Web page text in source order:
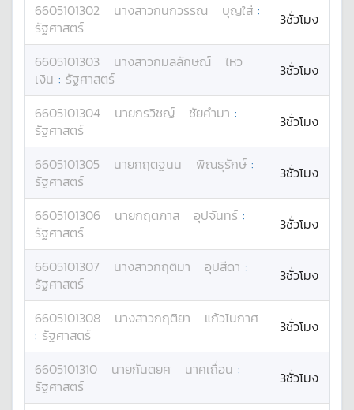
6605101302 นางสาวกนกวรรณ บุญใส่ :
รัฐศาสตร์
3ชั่วโมง
6605101303 นางสาวกมลลักษณ์
ไหว
เงิน : รัฐศาสตร์ 3ชั่วโมง
6605101304 นายกรวิชญ์ ชัยคำมา :
รัฐศาสตร์
3ชั่วโมง
6605101305 นายกฤตฐนน พิณธุรักษ์ :
รัฐศาสตร์
3ชั่วโมง
6605101306 นายกฤตภาส อุปจันทร์ :
รัฐศาสตร์
3ชั่วโมง
6605101307 นางสาวกฤติมา อุปสีดา :
รัฐศาสตร์
3ชั่วโมง
6605101308 นางสาวกฤติยา
แก้วโนกาศ
: รัฐศาสตร์ 3ชั่วโมง
6605101310 นายกันตยศ นาคเถื่อน :
รัฐศาสตร์
3ชั่วโมง